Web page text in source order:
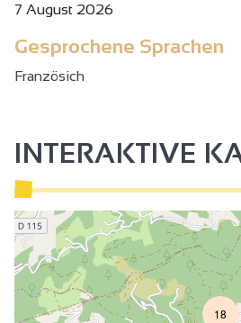
7 August 2026
Gesprochene Sprachen
Französich
INTERAKTIVE
18